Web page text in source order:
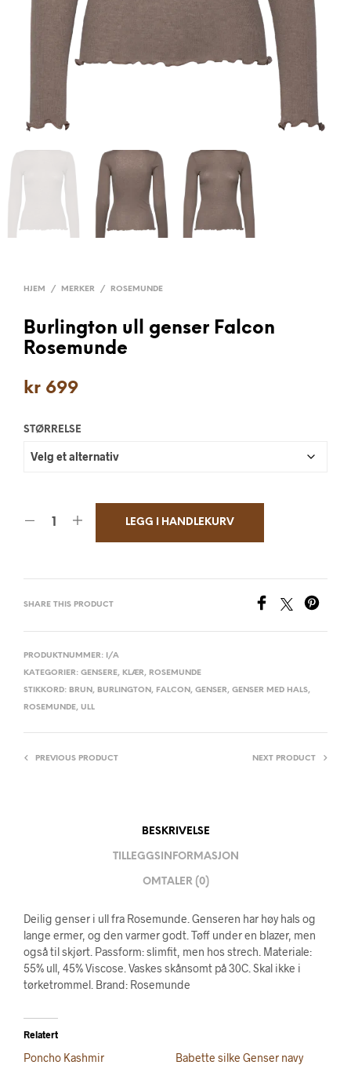
HJEM / MERKER / ROSEMUNDE
Burlington ull genser Falcon
Rosemunde
kr 699
STØRRELSE
LEGG I HANDLEKURV
SHARE THIS PRODUCT
PRODUKTNUMMER:
I/A
KATEGORIER: GENSERE, KLÆR, ROSEMUNDE
STIKKORD: BRUN , BURLINGTON , FALCON , GENSER, GENSER MED HALS,
ROSEMUNDE, ULL
PREVIOUS PRODUCT NEXT PRODUCT
BESKRIVELSE
TILLEGGSINFORMASJON
OMTALER (0)
Deilig genser i ull fra Rosemunde. Genseren har høy hals og
lange ermer, og den varmer godt. Tøff under en blazer, men
også til skjørt. Passform: slimfit, men hos strech. Materiale:
55% ull, 45% Viscose. Vaskes skånsomt på 30C. Skal ikke i
tørketrommel. Brand: Rosemunde
Relatert
Poncho Kashmir
Babette silke Genser navy